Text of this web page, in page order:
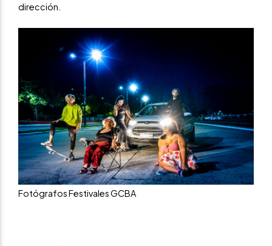
dirección.
Fotógrafos Festivales GCBA